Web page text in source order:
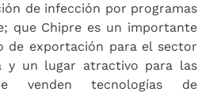
de infección por programas
que Chipre es un importante
de exportación para el sector
y un lugar atractivo para las
venden tecnologías de